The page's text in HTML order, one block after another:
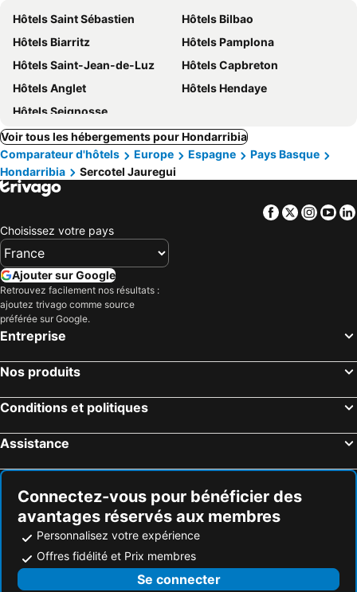
Hôtels Saint Sébastien
Hôtels Bilbao
Hôtels Biarritz
Hôtels Pamplona
Hôtels Saint-Jean-de-Luz
Hôtels Capbreton
Hôtels Anglet
Hôtels Hendaye
Hôtels Seignosse
Voir tous les hébergements pour Hondarribia
Comparateur d'hôtels
Europe Espagne
Pays Basque
Hondarribia
Sercotel Jauregui
Facebook
Twitter
Choisissez votre pays
Ajouter sur Google
Retrouvez facilement nos résultats :
ajoutez trivago comme source
préférée sur Google.
Entreprise
Nos produits
Conditions et politiques
Assistance
Connectez-vous pour bénéficier des
avantages réservés aux membres
Personnalisez votre expérience
Offres fidélité et Prix membres
Se connecter